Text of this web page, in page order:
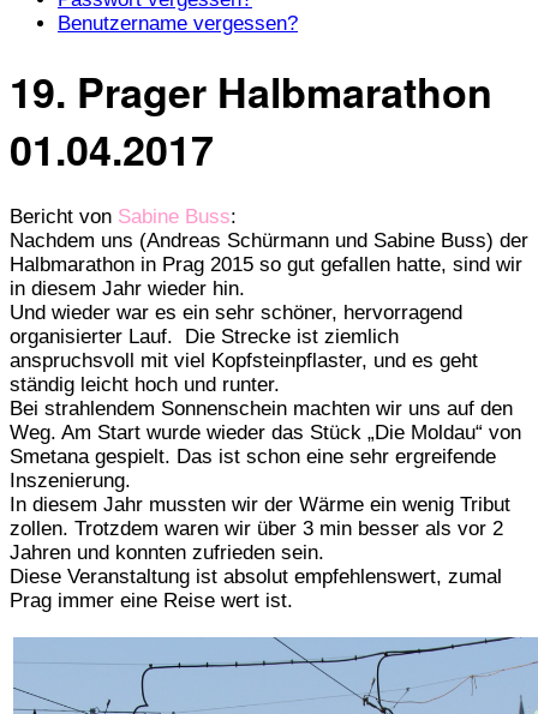
Benutzername vergessen?
19. Prager Halbmarathon
01.04.2017
Bericht von Sabine Buss:
Nachdem uns (Andreas Schürmann und Sabine Buss) der
Halbmarathon in Prag 2015 so gut gefallen hatte, sind wir
in diesem Jahr wieder hin.
Und wieder war es ein sehr schöner, hervorragend
organisierter Lauf. Die Strecke ist ziemlich
anspruchsvoll mit viel Kopfsteinpflaster, und es geht
ständig leicht hoch und runter.
Bei strahlendem Sonnenschein machten wir uns auf den
Weg. Am Start wurde wieder das Stück „Die Moldau“ von
Smetana gespielt. Das ist schon eine sehr ergreifende
Inszenierung.
In diesem Jahr mussten wir der Wärme ein wenig Tribut
zollen. Trotzdem waren wir über 3 min besser als vor 2
Jahren und konnten zufrieden sein.
Diese Veranstaltung ist absolut empfehlenswert, zumal
Prag immer eine Reise wert ist.